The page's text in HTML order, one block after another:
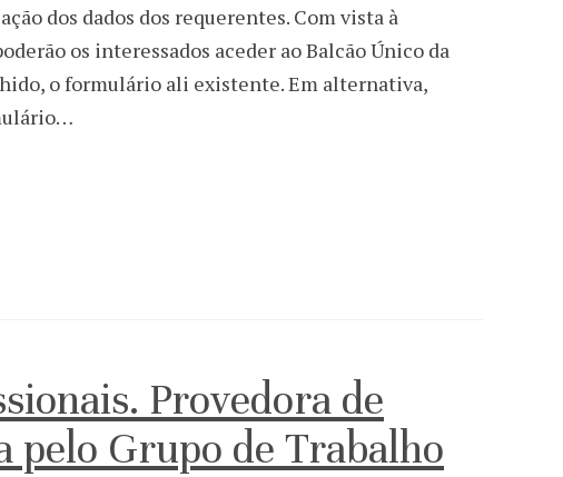
dos dados dos requerentes. Com vista à
os interessados aceder ao Balcão Único da
o formulário ali existente. Em alternativa,
Provedora de
pelo Grupo de Trabalho